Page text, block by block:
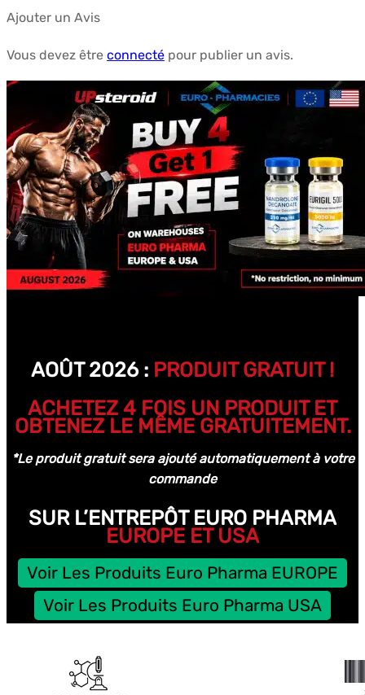
Ajouter un Avis
Vous devez être connecté pour publier un avis.
AOÛT 2026 : PRODUIT GRATUIT !
ACHETEZ 4 FOIS UN PRODUIT ET
OBTENEZ LE MÊME GRATUITEMENT.
*Le produit gratuit sera ajouté automatiquement à votre
commande
SUR L’ENTREPÔT EURO PHARMA
EUROPE ET USA
Voir Les Produits Euro Pharma EUROPE
Voir Les Produits Euro Pharma USA